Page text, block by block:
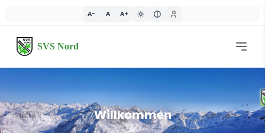
A- A A+
SVS Nord
Willkommen